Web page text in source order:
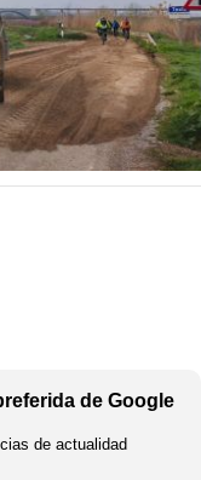
de Google
de actualidad